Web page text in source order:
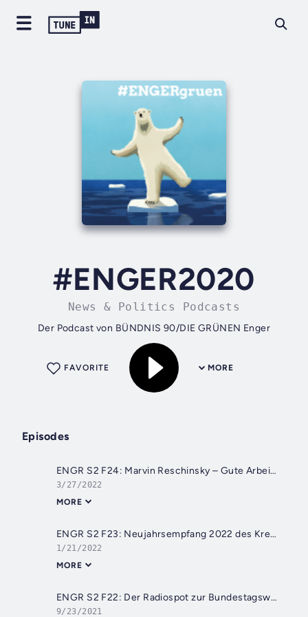
#ENGER2020
News & Politics Podcasts
Der Podcast von BÜNDNIS 90/DIE GRÜNEN Enger
MORE
FAVORITE
Episodes
ENGR S2 F24: Marvin Reschinsky – Gute Arbeit für NRW
3/27/2022
MORE
ENGR S2 F23: Neujahrsempfang 2022 des Kreisverbandes Herford von BÜNDNIS 90/DIE GRÜNEN
1/21/2022
MORE
ENGR S2 F22: Der Radiospot zur Bundestagswahl | Bereit, weil ihr es seid.
9/23/2021